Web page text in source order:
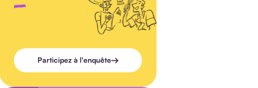
Participez à l'enquête